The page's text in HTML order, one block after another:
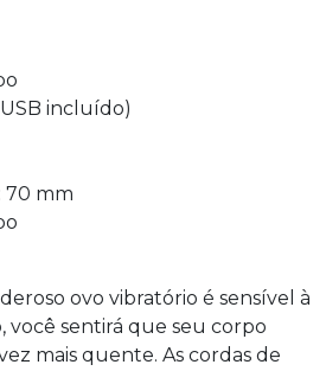
incluído)
70 mm
ovo vibratório é sensível à
você sentirá que seu corpo
mais quente. As cordas de